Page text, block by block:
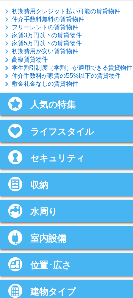
初期費用クレジット払い可能の賃貸物件
仲介手数料無料の賃貸物件
フリーレントの賃貸物件
家賃3万円以下の賃貸物件
家賃5万円以下の賃貸物件
初期費用が安い賃貸物件
高級賃貸物件
学生割引制度（学割）が適用できる賃貸物件
仲介手数料が家賃の55%以下の賃貸物件
敷金礼金なしの賃貸物件
人気の特集
ライフスタイル
セキュリティ
収納
水周り
室内設備
位置･広さ
建物タイプ